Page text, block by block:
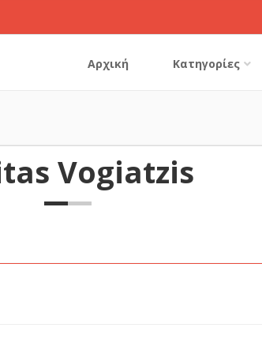
Αρχική Κατηγορίες
Vogiatzis